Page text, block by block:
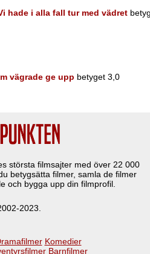
hade i alla fall tur med vädret
vägrade ge upp betyget 3,0
största filmsajter med över 22 000
betygsätta filmer, samla de filmer
och bygga upp din filmprofil.
2023.
Komedier
Barnfilmer